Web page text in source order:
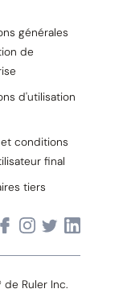
générales
de
d'utilisation
conditions
final
tiers
Ruler Inc.